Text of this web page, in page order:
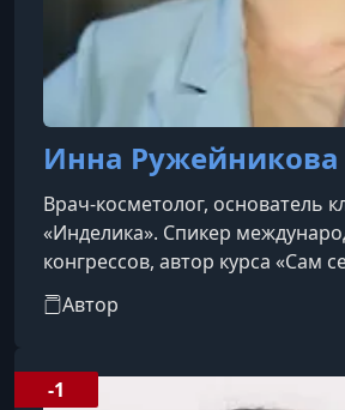
Инна Ружейникова
Врач-косметолог, основатель
«Инделика». Спикер
конгрессов, автор курса «Сам
и организатор конференции по
«Инделика: Расшифруй свой
Автор
-1